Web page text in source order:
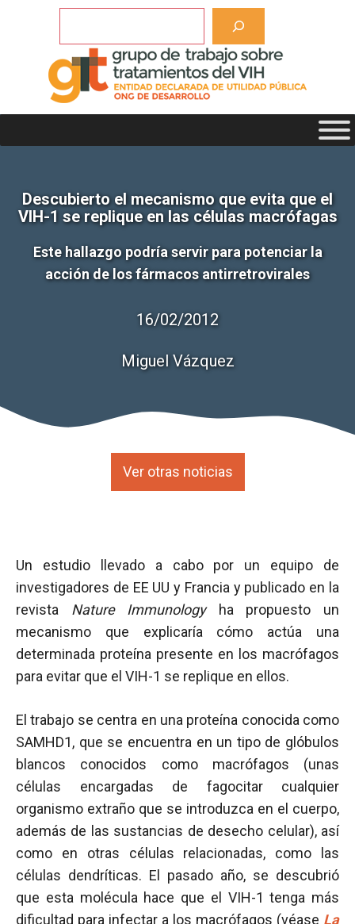
Descubierto el mecanismo que evita que el
VIH-1 se replique en las células macrófagas
Este hallazgo podría servir para potenciar la
acción de los fármacos antirretrovirales
16/02/2012
Miguel Vázquez
Ver otras noticias
Un estudio llevado a cabo por un equipo de
investigadores de EE UU y Francia y publicado en la
revista Nature Immunologyha propuesto un
mecanismo que explicaría cómo actúa una
determinada proteína presente en los macrófagos
para evitar que el VIH-1 se replique en ellos.
El trabajo se centra en una proteína conocida como
SAMHD1, que se encuentra en un tipo de glóbulos
blancos conocidos como macrófagos (unas
células encargadas de fagocitar cualquier
organismo extraño que se introduzca en el cuerpo,
además de las sustancias de desecho celular), así
como en otras células relacionadas, como las
células dendríticas. El pasado año, se descubrió
que esta molécula hace que el VIH-1 tenga más
dificultad para infectar a los macrófagos (véase La